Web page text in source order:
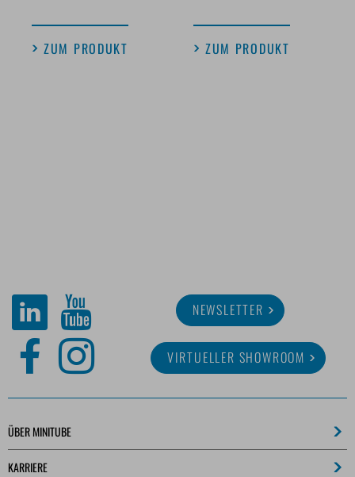
ZUM PRODUKT ZUM PRODUKT
NEWSLETTER
VIRTUELLER SHOWROOM
ÜBER MINITUBE
KARRIERE